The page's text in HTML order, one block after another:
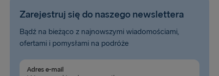
Belfast → Liverpool
Dublin → Holyhead
Belfast → Cairnryan
Zarejestruj się do naszego newslettera
Bądź na bieżąco z najnowszymi wiadomościami,
ofertami i pomysłami na podróże
Adres e-mail